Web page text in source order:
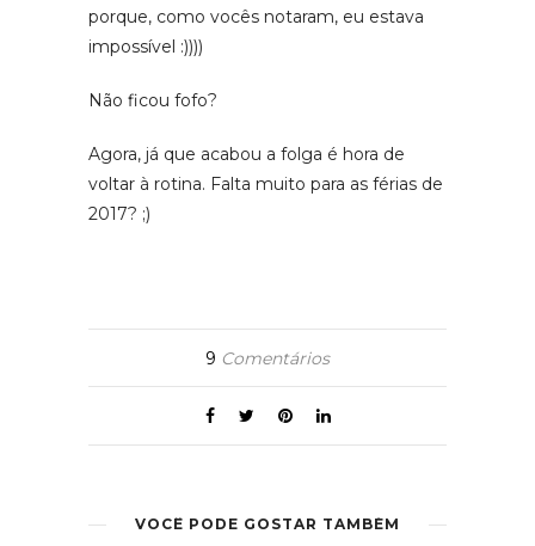
porque, como vocês notaram, eu estava
impossível :))))
Não ficou fofo?
Agora, já que acabou a folga é hora de
voltar à rotina. Falta muito para as férias de
2017? ;)
9 Comentários
VOCÊ PODE GOSTAR TAMBÉM